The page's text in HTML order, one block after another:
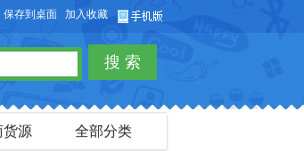
商货源网站，本站可以免费发布微商货源信息，免费发布供求
保存到桌面 加入收藏
搜 索
货源 全部分类